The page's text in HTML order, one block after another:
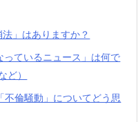
」はありますか？
ているニュース」は何で
ど）
倫騒動」についてどう思